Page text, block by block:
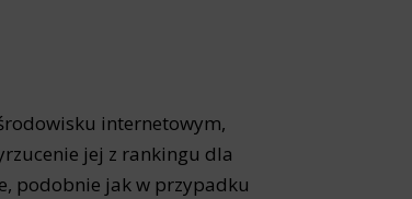
internetowym,
jej z rankingu dla
podobnie jak w przypadku